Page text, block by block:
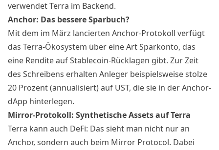
verwendet Terra im Backend.
Anchor: Das bessere Sparbuch?
Mit dem im März lancierten Anchor-Protokoll verfügt
das Terra-Ökosystem über eine Art Sparkonto, das
eine Rendite auf Stablecoin-Rücklagen gibt. Zur Zeit
des Schreibens erhalten Anleger beispielsweise stolze
20 Prozent (annualisiert) auf UST, die sie in der Anchor-
dApp hinterlegen.
Mirror-Protokoll: Synthetische Assets auf Terra
Terra kann auch DeFi: Das sieht man nicht nur an
Anchor, sondern auch beim Mirror Protocol. Dabei